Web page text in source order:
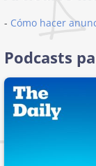
- Cómo hacer
Podcasts